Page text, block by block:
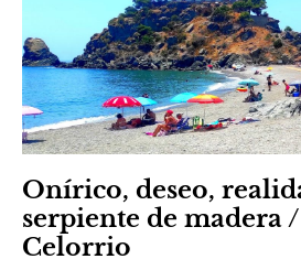
Onírico, deseo,
serpiente de madera
Celorrio